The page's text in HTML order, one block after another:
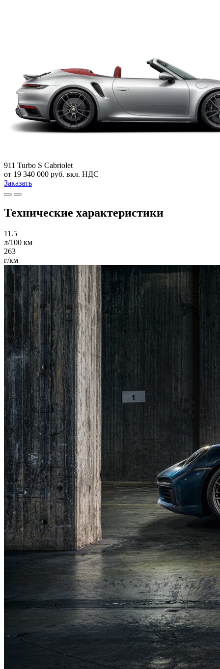
911 Turbo S Cabriolet
от 19 340 000 руб. вкл. НДС
Заказать
Технические характеристики
11.5
л/100 км
263
г/км